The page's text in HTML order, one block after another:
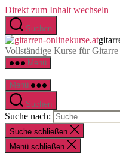
Direkt zum Inhalt wechseln
Suchen
Vollständige Kurse für
Menü
Menü
Suchen
Suche nach:
Suche schließen
Menü schließen